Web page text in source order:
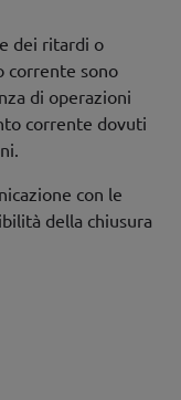
dei ritardi o
corrente sono
di operazioni
corrente dovuti
con le
della chiusura